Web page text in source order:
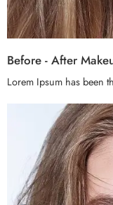
Before - After
Lorem Ipsum has been